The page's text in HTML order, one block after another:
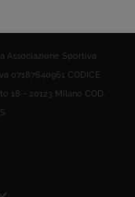
Associazione Sportiva
07187640961 CODICE
18 - 20123 Milano COD.